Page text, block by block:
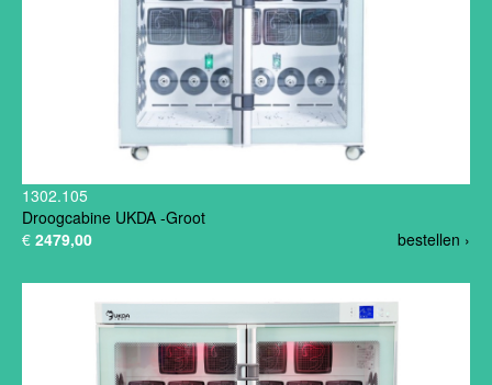
1302.105
Droogcabine UKDA -Groot
bestellen ›
€ 2479,00